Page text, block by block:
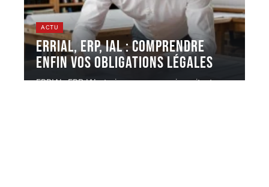
ACTU
ERRIAL, ERP, IAL : comprendre
enfin vos obligations légales
ERRIAL, ERP, IAL : trois acronymes qui gravitent